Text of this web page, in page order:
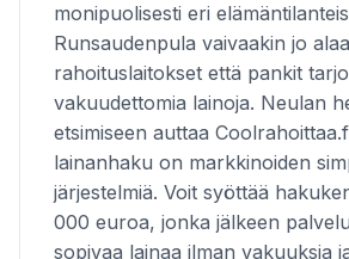
monipuolisesti eri
Runsaudenpula vaivaakin jo
rahoituslaitokset että pankit
vakuudettomia lainoja. Neulan
etsimiseen auttaa
lainanhaku on markkinoiden
järjestelmiä. Voit syöttää
000 euroa, jonka jälkeen
sopivaa lainaa ilman vakuuksia